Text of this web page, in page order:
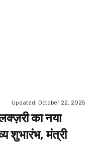
Updated: October 22, 2025
का नया
शुभारंभ, मंत्री